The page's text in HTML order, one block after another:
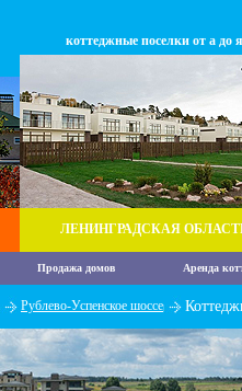
коттеджные поселки от а до я
ЛЕНИНГРАДСКАЯ
Продажа домов Аренда
Рублево-Успенское шоссе